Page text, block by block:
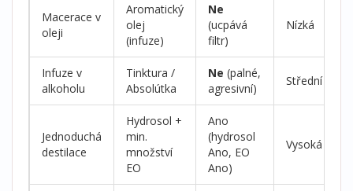
Macerace v
oleji
Aromatický
olej
(infuze)
Ne
(ucpává
filtr)
Nízká
Infuze v
alkoholu
Tinktura /
Absolútka
Ne (palné,
agresivní)
Střední
Jednoduchá
destilace
Hydrosol +
min.
množství
EO
Ano
(hydrosol
Ano, EO
Ano)
Vysoká